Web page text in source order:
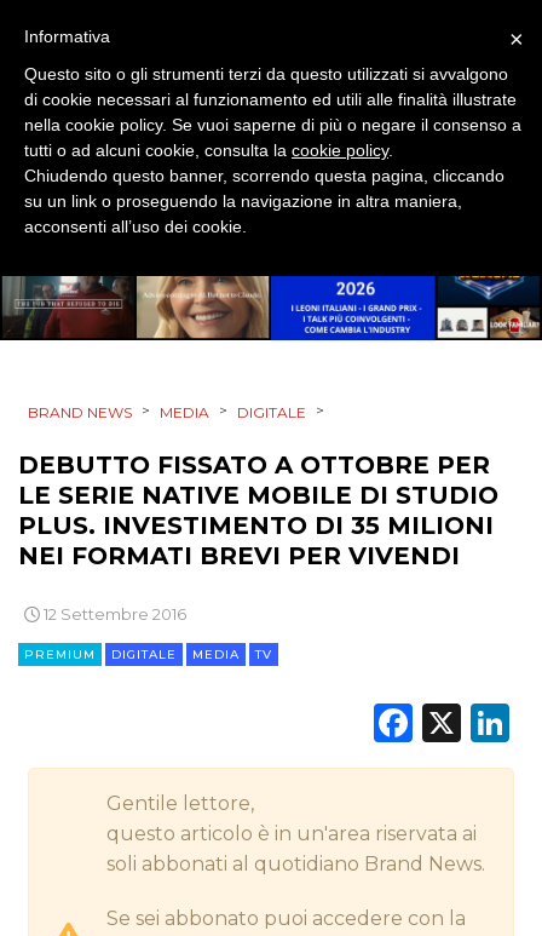
SPONSOR
DESIGN
EVENTI
MOBILE
CSR
STRATEGIE
CINEMA
ESTERNA
BRAND NEWS > MEDIA > DIGITALE >
DEBUTTO FISSATO A OTTOBRE PER
LE SERIE NATIVE MOBILE DI STUDIO
PLUS. INVESTIMENTO DI 35 MILIONI
NEI FORMATI BREVI PER VIVENDI
12 Settembre 2016
PREMIUM DIGITALE MEDIA TV
X
Gentile lettore,
questo articolo è in un'area riservata ai
soli abbonati al quotidiano Brand News.
Se sei abbonato puoi accedere con la
×
Informativa
Questo sito o gli strumenti terzi da questo utilizzati si avvalgono
di cookie necessari al funzionamento ed utili alle finalità illustrate
nella cookie policy. Se vuoi saperne di più o negare il consenso a
tutti o ad alcuni cookie, consulta la cookie policy.
Chiudendo questo banner, scorrendo questa pagina, cliccando
su un link o proseguendo la navigazione in altra maniera,
acconsenti all’uso dei cookie.